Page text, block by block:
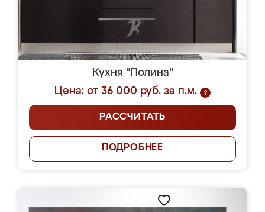
Кухня "Полина"
Цена: от 36 000 руб. за п.м.
?
РАССЧИТАТЬ
ПОДРОБНЕЕ